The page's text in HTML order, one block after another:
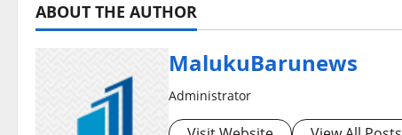
ABOUT THE AUTHOR
MalukuBarunews
Administrator